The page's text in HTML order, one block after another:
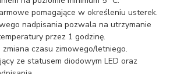
pomagające w określeniu usterek.
nadpisania pozwala na utrzymanie
przez 1 godzinę.
czasu zimowego/letniego.
ze statusem diodowym LED oraz